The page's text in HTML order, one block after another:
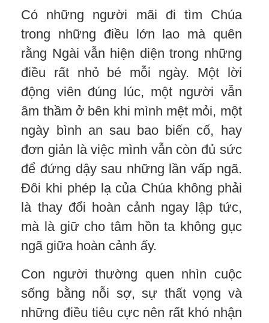
Có những người mãi đi tìm Chúa
trong những điều lớn lao mà quên
rằng Ngài vẫn hiện diện trong những
điều rất nhỏ bé mỗi ngày. Một lời
động viên đúng lúc, một người vẫn
âm thầm ở bên khi mình mệt mỏi, một
ngày bình an sau bao biến cố, hay
đơn giản là việc mình vẫn còn đủ sức
để đứng dậy sau những lần vấp ngã.
Đôi khi phép lạ của Chúa không phải
là thay đổi hoàn cảnh ngay lập tức,
mà là giữ cho tâm hồn ta không gục
ngã giữa hoàn cảnh ấy.
Con người thường quen nhìn cuộc
sống bằng nỗi sợ, sự thất vọng và
những điều tiêu cực nên rất khó nhận